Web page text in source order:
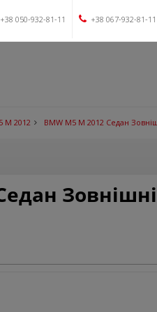
+38 050-932-81-11 +38 067-932-81-11
M 2012 BMW M5 M 2012 Седан